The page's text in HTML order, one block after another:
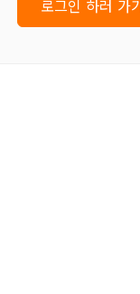
로그인 하러 가기